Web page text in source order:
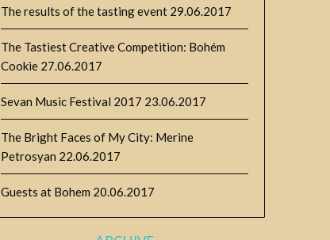
The results of the tasting event 29.06.2017
The Tastiest Creative Competition: Bohém
Cookie 27.06.2017
Sevan Music Festival 2017 23.06.2017
The Bright Faces of My City: Merine
Petrosyan 22.06.2017
Guests at Bohem 20.06.2017